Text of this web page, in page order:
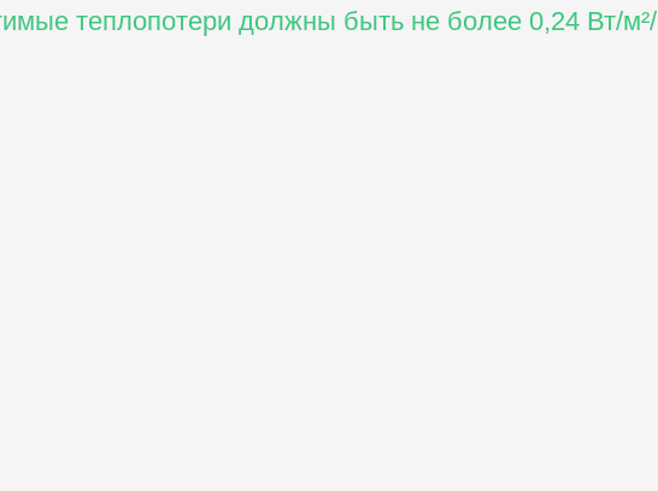
теплопотери должны быть не более 0,24 Вт/м²/